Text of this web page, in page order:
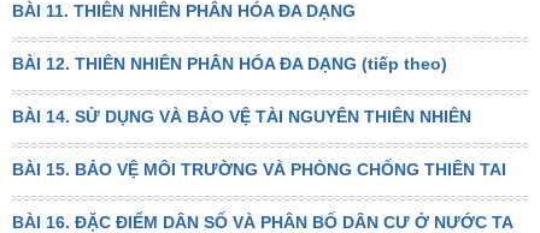
BÀI 11. THIÊN NHIÊN PHÂN HÓA ĐA DẠNG
BÀI 12. THIÊN NHIÊN PHÂN HÓA ĐA DẠNG (tiếp theo)
BÀI 14. SỬ DỤNG VÀ BẢO VỆ TÀI NGUYÊN THIÊN NHIÊN
BÀI 15. BẢO VỆ MÔI TRƯỜNG VÀ PHÒNG CHỐNG THIÊN TAI
BÀI 16. ĐẶC ĐIỂM DÂN SỐ VÀ PHÂN BỐ DÂN CƯ Ở NƯỚC TA